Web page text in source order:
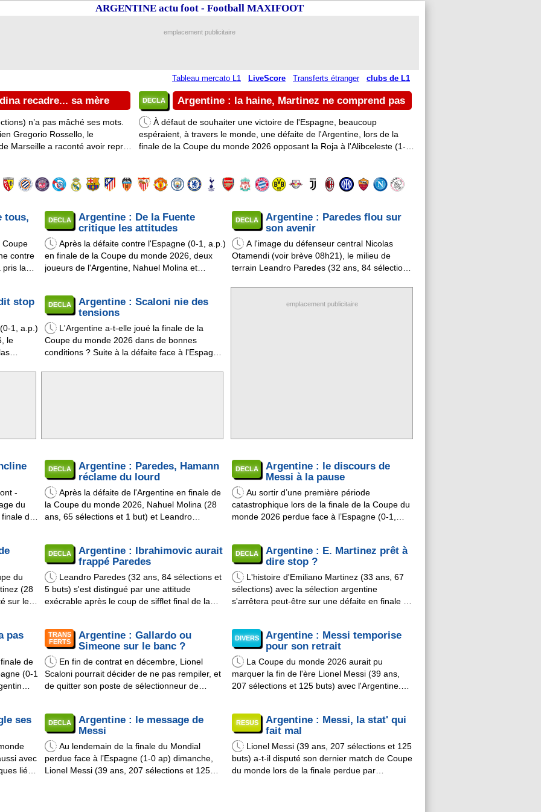
ARGENTINE actu foot - Football MAXIFOOT
emplacement publicitaire
Tableau mercato L1 LiveScore Transferts étranger clubs de L1
recadre... sa mère
n’a pas mâché ses mots.
Gregorio Rossello, le
Marseille a raconté avoir repris
DECLA Argentine : la haine, Martinez ne comprend pas
À défaut de souhaiter une victoire de l'Espagne, beaucoup
espéraient, à travers le monde, une défaite de l'Argentine, lors de la
finale de la Coupe du monde 2026 opposant la Roja à l'Alibceleste (1-0,
tous,
Coupe
contre
pris la
passé si
...
DECLA
Argentine : De la Fuente
critique les attitudes
Après la défaite contre l'Espagne (0-1, a.p.)
en finale de la Coupe du monde 2026, deux
joueurs de l'Argentine, Nahuel Molina et
espagnols. Pour la RTVE, le sélectionneur de
la Roja Luis de la Fuente a épinglé le ...
DECLA
Argentine : Paredes flou sur
son avenir
A l'image du défenseur central Nicolas
Otamendi (voir brève 08h21), le milieu de
terrain Leandro Paredes (32 ans, 84 sélections
(0-1, a.p.) en finale de la Coupe du monde
stop
1, a.p.)
le
DECLA
Argentine : Scaloni nie des
tensions
L'Argentine a-t-elle joué la finale de la
Coupe du monde 2026 dans de bonnes
conditions ? Suite à la défaite face à l'Espagne
emplacement publicitaire
-
du
de
pour
DECLA
Argentine : Paredes, Hamann
réclame du lourd
Après la défaite de l'Argentine en finale de
la Coupe du monde 2026, Nahuel Molina (28
ans, 65 sélections et 1 but) et Leandro
poing à Rodri lorsque ce dernier a couru sur la
pelouse pour célébrer, tandis que le ...
DECLA
Argentine : le discours de
Messi à la pause
Au sortir d’une première période
catastrophique lors de la finale de la Coupe du
monde 2026 perdue face à l’Espagne (0-1,
la pause. "Allez les gars ! De la personnalité,
les gars, de la p ...
du
(28
sur le
piqué
DECLA
Argentine : Ibrahimovic aurait
frappé Paredes
Leandro Paredes (32 ans, 84 sélections et
5 buts) s'est distingué par une attitude
exécrable après le coup de sifflet final de la
de l'Albiceleste a agressé Eric Garcia et Gavi,
sans que cela ne suscite une rév ...
DECLA
Argentine : E. Martinez prêt à
dire stop ?
L'histoire d'Emiliano Martinez (33 ans, 67
sélections) avec la sélection argentine
s'arrêtera peut-être sur une défaite en finale de
d'Aston Villa a laissé entendre qu'il envisageait
de prendre sa retraite internation ...
pas
de
(0-1
TRANS
FERTS
Argentine : Gallardo ou
Simeone sur le banc ?
En fin de contrat en décembre, Lionel
Scaloni pourrait décider de ne pas rempiler, et
de quitter son poste de sélectionneur de
Schira. La plus crédible conduit à Marcelo
Gallardo, qui a quitté River Plate ...
DIVERS
Argentine : Messi temporise
pour son retrait
La Coupe du monde 2026 aurait pu
marquer la fin de l'ère Lionel Messi (39 ans,
207 sélections et 125 buts) avec l'Argentine.
capitaine de l'Albiceleste n'a pas prévu de
prendre sa retraite internationale avec effet ...
ses
avec
liées
DECLA
Argentine : le message de
Messi
Au lendemain de la finale du Mondial
perdue face à l’Espagne (1-0 ap) dimanche,
Lionel Messi (39 ans, 207 sélections et 125
RESUS
Argentine : Messi, la stat' qui
fait mal
Lionel Messi (39 ans, 207 sélections et 125
buts) a-t-il disputé son dernier match de Coupe
du monde lors de la finale perdue par